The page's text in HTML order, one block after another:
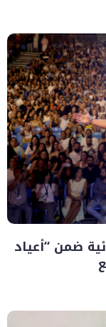
ضمن “أعياد